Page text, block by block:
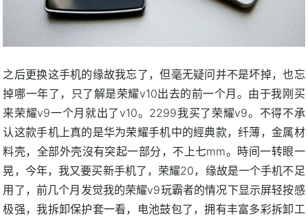
之后更换这手机的缘故我忘了，但毫无疑问并不是坏掉，也忘
掉哪一年了，只了解是荣耀v10出去的前一个月。由于我刚买
来荣耀v9一个月就出了v10。2299我买了荣耀v9。不得不承
认这款手机上真的是华为荣耀手机中的經典款，纤薄，金属材
料壳，全部外壳沒有突起一部分，不上七mm。時间一转眼一
晃，今年，我又要买新手机了，荣耀20，缘故是一个手机不足
用了，前几个月发觉我的荣耀v9玩霸者的情况下显示屏轻按感
极强，我拆卸保护套一看，电池鼓包了，拥有丰富多彩拆卸工